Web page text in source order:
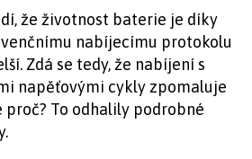
že životnost baterie je díky
nabíjecímu protokolu
Zdá se tedy, že nabíjení s
napěťovými cykly zpomaluje
To odhalily podrobné